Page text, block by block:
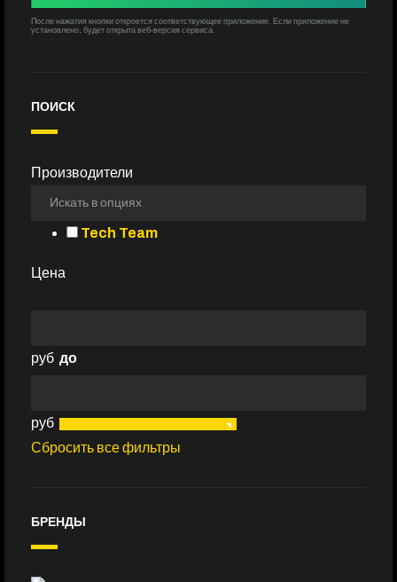
После нажатия кнопки откроется соответствующее приложение. Если приложение не
установлено, будет открыта веб-версия сервиса.
ПОИСК
Производители
Tech Team
Цена
руб до
руб
Сбросить все фильтры
БРЕНДЫ